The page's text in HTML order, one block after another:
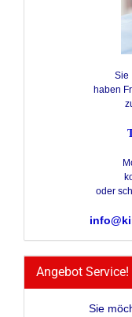
Sie
haben
oder
Angebot Service!
Sie